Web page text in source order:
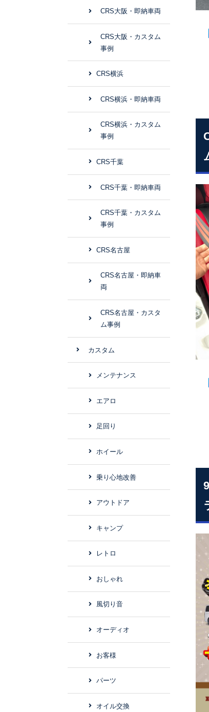
CRS大阪・即納車両
CRS大阪・カスタム
事例
CRS横浜
CRS横浜・即納車両
CRS横浜・カスタム
事例
CRS千葉
CRS千葉・即納車両
CRS千葉・カスタム
事例
CRS名古屋
CRS名古屋・即納車
両
CRS名古屋・カスタ
ム事例
カスタム
メンテナンス
エアロ
足回り
ホイール
乗り心地改善
アウトドア
キャンプ
レトロ
おしゃれ
風切り音
オーディオ
お客様
パーツ
オイル交換